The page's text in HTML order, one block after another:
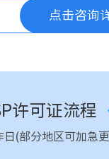
点击咨询
许可证流程
日(部分地区可加急